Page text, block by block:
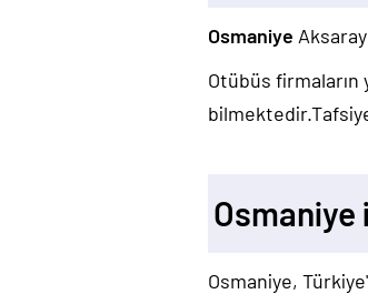
Osmaniye
Otübüs
Osmaniye
Osmaniye,